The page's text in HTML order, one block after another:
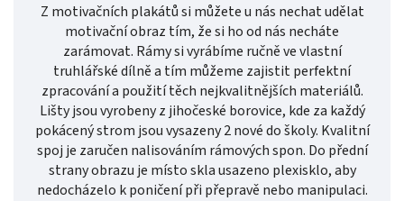
Z motivačních plakátů si můžete u nás nechat udělat
motivační obraz tím, že si ho od nás necháte
zarámovat. Rámy si vyrábíme ručně ve vlastní
truhlářské dílně a tím můžeme zajistit perfektní
zpracování a použití těch nejkvalitnějších materiálů.
Lišty jsou vyrobeny z jihočeské borovice, kde za každý
pokácený strom jsou vysazeny 2 nové do školy. Kvalitní
spoj je zaručen nalisováním rámových spon. Do přední
strany obrazu je místo skla usazeno plexisklo, aby
nedocházelo k poničení při přepravě nebo manipulaci.